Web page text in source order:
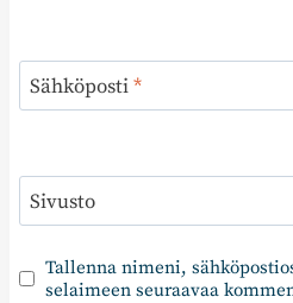
Sähköposti*
Sivusto
Tallenna nimeni,
selaimeen seuraavaa